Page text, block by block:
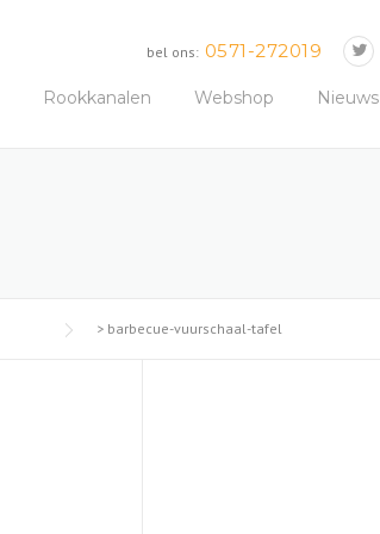
bel ons: 0571-272019
Rookkanalen Webshop Nieuws
> barbecue-vuurschaal-tafel